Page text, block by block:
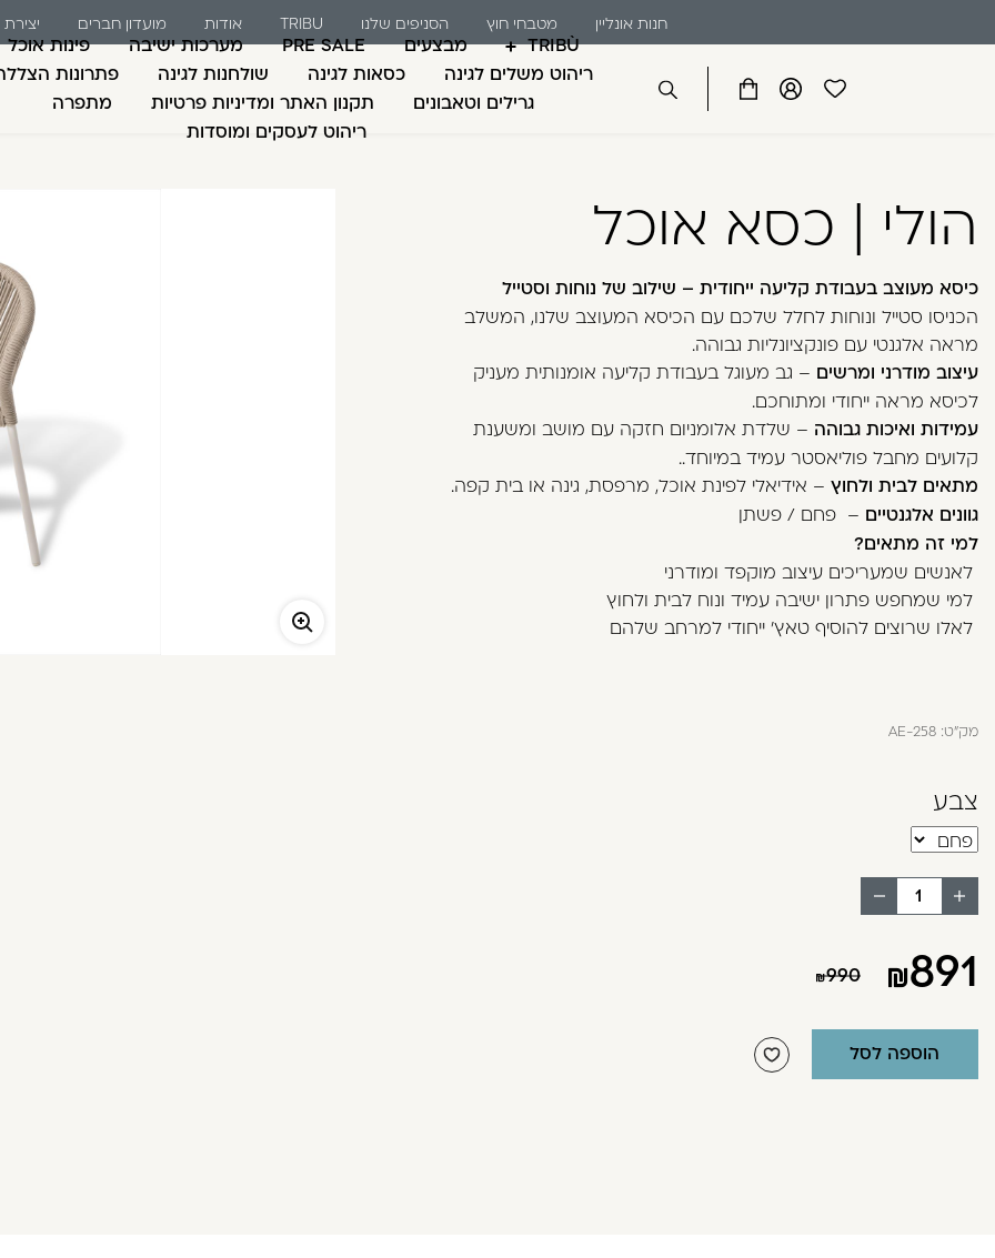
לֵב:
בִּקְלִיק
הָאֲתָר.
לְחַץ
Control-
F11
לְהַתְאָמַת
הָאֲתָר
לְעִוְורִים
הַמִּשְׁתַּמְּשִׁים
בְּתוֹכְנַת
קוֹרֵא־מָסָךְ;
לְחַץ
Control-
F10
חנות אונליין מטבחי חוץ הסניפים שלנו TRIBU אודות מועדון חברים
פתיחתפתיחתפתיחת
TRIBÙ מבצעים PRE SALE מערכות ישיבה
פינות אוכל
ריהוט משלים לגינה
כסאות לגינה שולחנות לגינה
פתרונות
גרילים וטאבונים
תקנון האתר ומדיניות פרטיות
מתפרה
ריהוט לעסקים ומוסדות
זכור אותי
חנות אונליין גנים
הולי | כסא אוכל
כיסא מעוצב בעבודת קליעה ייחודית – שילוב של נוחות וסטייל
הכניסו סטייל ונוחות לחלל שלכם עם הכיסא המעוצב שלנו, המשלב
מראה אלגנטי עם פונקציונליות גבוהה.
עיצוב מודרני ומרשים – גב מעוגל בעבודת קליעה אומנותית מעניק
לכיסא מראה ייחודי ומתוחכם.
עמידות ואיכות גבוהה – שלדת אלומניום חזקה עם מושב ומשענת
קלועים מחבל פוליאסטר עמיד במיוחד..
מתאים לבית ולחוץ – אידיאלי לפינת אוכל, מרפסת, גינה או בית קפה.
גוונים אלגנטיים – פחם / פשתן
למי זה מתאים?
לאנשים שמעריכים עיצוב מוקפד ומודרני
למי שמחפש פתרון ישיבה עמיד ונוח לבית ולחוץ
לאלו שרוצים להוסיף טאץ' ייחודי למרחב שלהם
מק"ט:AE-258
צבע
הוסף
החסר
891
990
הוספה לסל